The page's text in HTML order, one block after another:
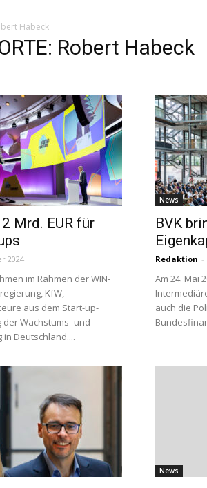
Habeck
Robert Habeck
Mrd. EUR für
2024
im Rahmen der WIN-
KfW,
aus dem Start-up-
Wachstums- und
Deutschland....
News
BVK
Redaktion -
Am 24. Mai
auch die
News